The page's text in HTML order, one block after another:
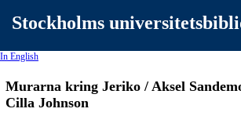
Stockholms
In English
Murarna kring Jeriko / Aksel
Cilla Johnson